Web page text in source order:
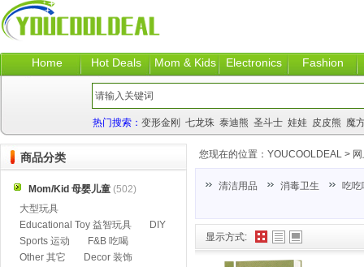
Home Hot Deals Mom & Kids Electronics Fashion
热门搜索： 变形金刚 七龙珠 泰迪熊 圣斗士 娃娃 皮皮熊 魔
显示方式:
您现在的位置： YOUCOOLDEAL >
清洁用品 消毒卫生 吃吃
商品分类
Mom/Kid 母婴儿童 (502)
大型玩具
Educational Toy 益智玩具
DIY
Sports 运动
F&B 吃喝
Other 其它
Decor 装饰